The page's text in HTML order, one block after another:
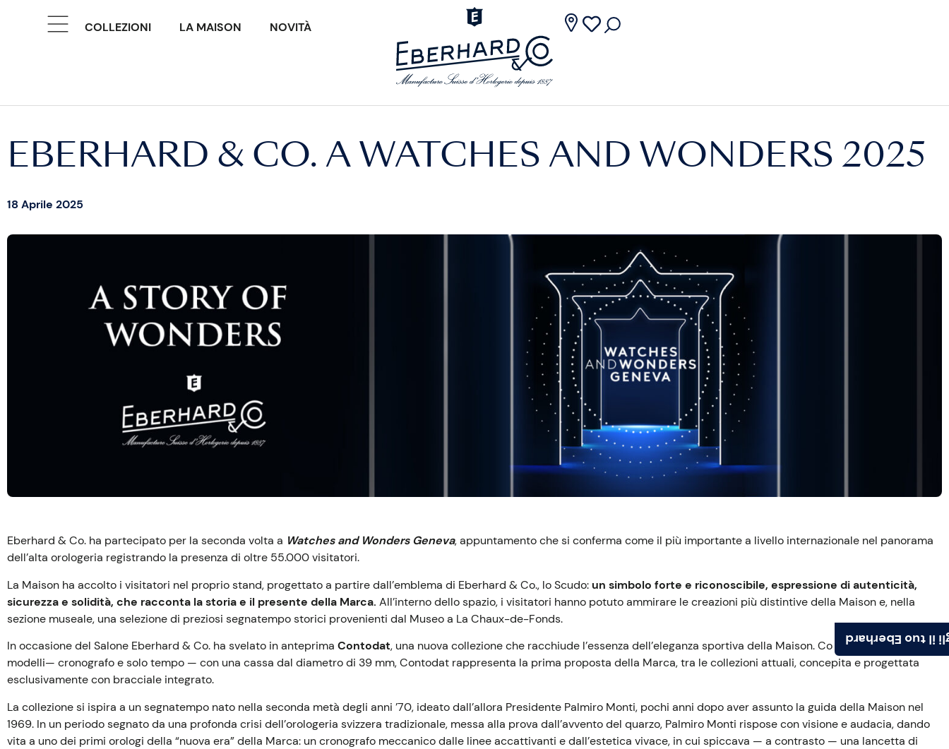
COLLEZIONI LA MAISON NOVITÀ
Scegli il tuo
EBERHARD & CO. A WATCHES AND WONDERS 2025
18 Aprile 2025
Eberhard & Co. ha partecipato per la seconda volta a Watches and Wonders Geneva, appuntamento che si conferma come il più importante a livello internazionale nel panorama
dell’alta orologeria registrando la presenza di oltre 55.000 visitatori.
La Maison ha accolto i visitatori nel proprio stand, progettato a partire dall’emblema di Eberhard & Co., lo Scudo: un simbolo forte e riconoscibile, espressione di autenticità,
sicurezza e solidità, che racconta la storia e il presente della Marca. All’interno dello spazio, i visitatori hanno potuto ammirare le creazioni più distintive della Maison e, nella
sezione museale, una selezione di preziosi segnatempo storici provenienti dal Museo a La Chaux-de-Fonds.
In occasione del Salone Eberhard & Co. ha svelato in anteprima Contodat, una nuova collezione che racchiude l’essenza dell’eleganza sportiva della Maison. Composta da due
modelli— cronografo e solo tempo — con una cassa dal diametro di 39 mm, Contodat rappresenta la prima proposta della Marca, tra le collezioni attuali, concepita e progettata
esclusivamente con bracciale integrato.
La collezione si ispira a un segnatempo nato nella seconda metà degli anni ’70, ideato dall’allora Presidente Palmiro Monti, pochi anni dopo aver assunto la guida della Maison nel
1969. In un periodo segnato da una profonda crisi dell’orologeria svizzera tradizionale, messa alla prova dall’avvento del quarzo, Palmiro Monti rispose con visione e audacia, dando
vita a uno dei primi orologi della “nuova era” della Marca: un cronografo meccanico dalle linee accattivanti e dall’estetica vivace, in cui spiccava — a contrasto — una lancetta di